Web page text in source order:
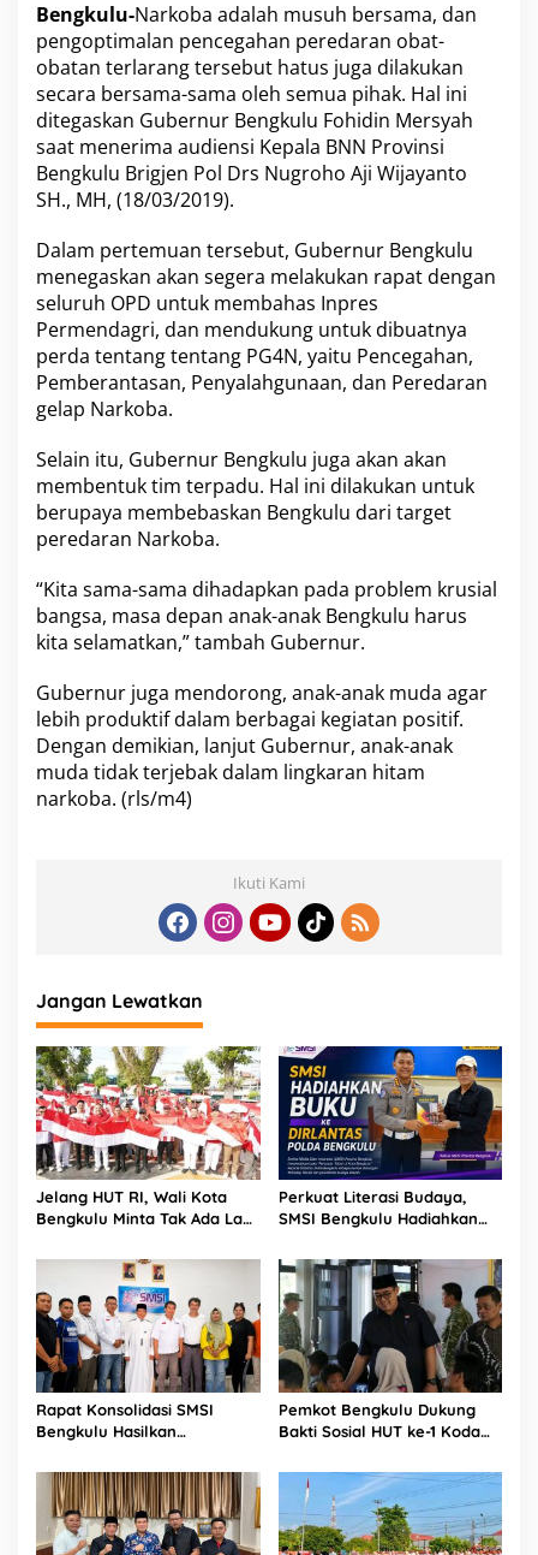
a
M
u
s
h
B
e
r
m
a
d
a
n
H
a
s
D
i
b
e
a
n
t
a
"
Bengkulu-Narkoba adalah musuh bersama, dan
pengoptimalan pencegahan peredaran obat-
obatan terlarang tersebut hatus juga dilakukan
secara bersama-sama oleh semua pihak. Hal ini
ditegaskan Gubernur Bengkulu Fohidin Mersyah
saat menerima audiensi Kepala BNN Provinsi
Bengkulu Brigjen Pol Drs Nugroho Aji Wijayanto
SH., MH, (18/03/2019).
Dalam pertemuan tersebut, Gubernur Bengkulu
menegaskan akan segera melakukan rapat dengan
seluruh OPD untuk membahas Inpres
Permendagri, dan mendukung untuk dibuatnya
perda tentang tentang PG4N, yaitu Pencegahan,
Pemberantasan, Penyalahgunaan, dan Peredaran
gelap Narkoba.
Selain itu, Gubernur Bengkulu juga akan akan
membentuk tim terpadu. Hal ini dilakukan untuk
berupaya membebaskan Bengkulu dari target
peredaran Narkoba.
“Kita sama-sama dihadapkan pada problem krusial
bangsa, masa depan anak-anak Bengkulu harus
kita selamatkan,” tambah Gubernur.
Gubernur juga mendorong, anak-anak muda agar
lebih produktif dalam berbagai kegiatan positif.
Dengan demikian, lanjut Gubernur, anak-anak
muda tidak terjebak dalam lingkaran hitam
narkoba. (rls/m4)
Ikuti Kami
Jangan Lewatkan
Jelang HUT RI, Wali Kota
Bengkulu Minta Tak Ada Lagi
Pemerintah
Perkuat Literasi Budaya,
SMSI Bengkulu Hadiahkan
Polda
Rapat Konsolidasi SMSI
Bengkulu Hasilkan
Pokja Newsroom Kolaboratif
Pemkot Bengkulu Dukung
Bakti Sosial HUT ke-1 Kodam
Sinergi untuk Masyarakat